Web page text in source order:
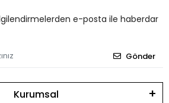
e-posta ile haberdar
Gönder
Kurumsal